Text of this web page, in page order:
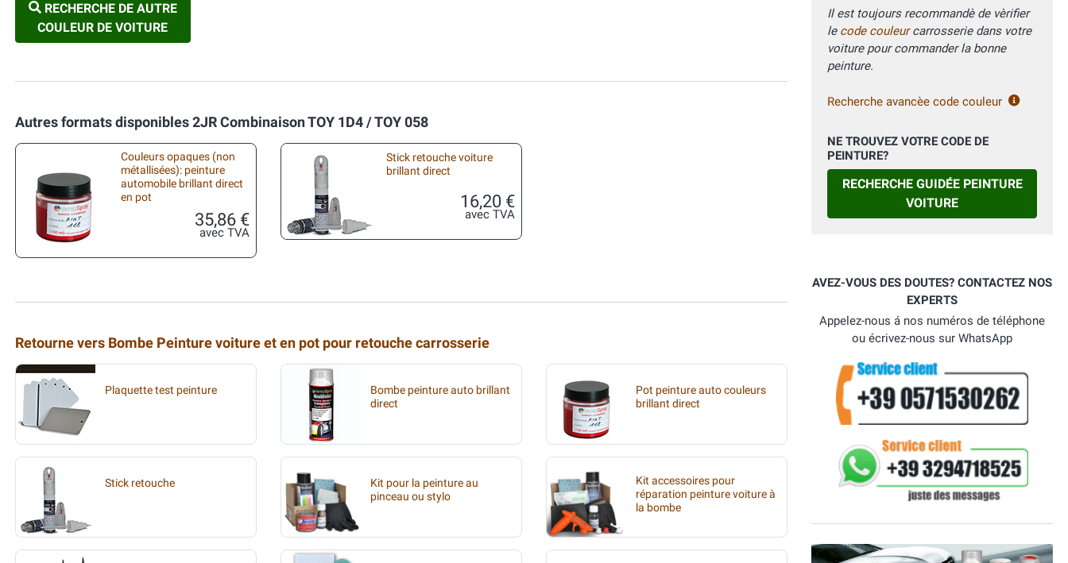
RECHERCHE DE AUTRE
COULEUR DE VOITURE
Autres formats disponibles 2JR Combinaison TOY 1D4 / TOY 058
Couleurs opaques (non
métallisées): peinture
automobile brillant direct
en pot
35,86 €
avec TVA
Stick retouche voiture
brillant direct
16,20 €
avec TVA
Retourne vers Bombe Peinture voiture et en pot pour retouche carrosserie
Plaquette test peinture
Bombe peinture auto brillant
direct
Pot peinture auto couleurs
brillant direct
Stick retouche
Kit pour la peinture au
pinceau ou stylo
Kit accessoires pour
réparation peinture voiture à
la bombe
Il est toujours recommandè de vèrifier
le code couleurcarrosserie dans votre
voiture pour commander la bonne
peinture.
Recherche avancèe code couleur
NE TROUVEZ VOTRE CODE DE
PEINTURE?
RECHERCHE GUIDÉE PEINTURE
VOITURE
AVEZ-VOUS DES DOUTES? CONTACTEZ NOS
EXPERTS
Appelez-nous á nos numéros de téléphone
ou écrivez-nous sur WhatsApp